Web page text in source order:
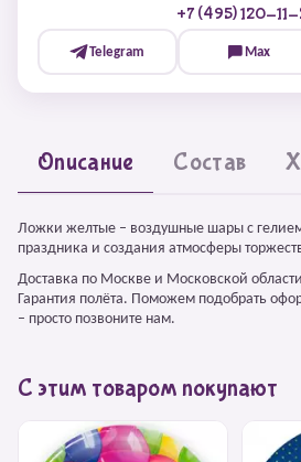
+7 (495) 120-
Telegram Max
Описание Состав
Ложки желтые – воздушные шары с
праздника и создания атмосферы
Доставка по Москве и Московской области
Гарантия полёта. Поможем подобрать
– просто позвоните нам.
С этим товаром покупают